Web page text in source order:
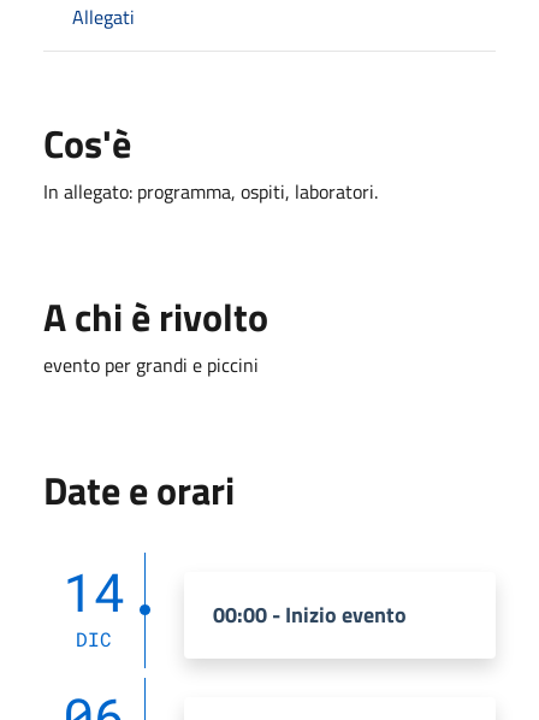
Allegati
Cos'è
In allegato: programma, ospiti, laboratori.
A chi è rivolto
evento per grandi e piccini
Date e orari
14
DIC
00:00 - Inizio evento